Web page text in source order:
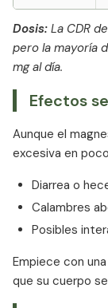
Dosis: La CDR
pero la mayoría
mg al día.
Efectos
Aunque el
excesiva en
Diarrea o
Calambres
Posibles
Empiece con
que su cuerpo